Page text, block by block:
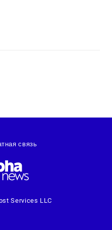
Services LLC
связь